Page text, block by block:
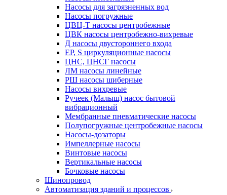
Насосы для загрязненных вод
Насосы погружные
ЦВЦ-Т насосы центробежные
ЦВК насосы центробежно-вихревые
Д насосы двустороннего входа
EP, S циркуляционные насосы
ЦНС, ЦНСГ насосы
ЛМ насосы линейные
РШ насосы шиберные
Насосы вихревые
Ручеек (Малыш) насос бытовой
вибрационный
Мембранные пневматические насосы
Полупогружные центробежные насосы
Насосы-дозаторы
Импеллерные насосы
Винтовые насосы
Вертикальные насосы
Бочковые насосы
Шинопровод
Автоматизация зданий и процессов